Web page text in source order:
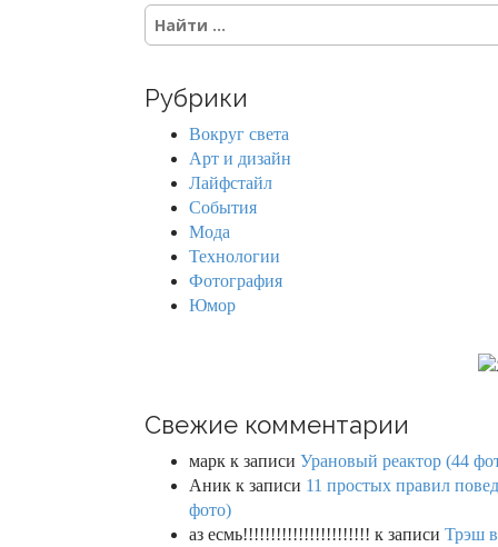
S
e
c
Рубрики
Вокруг света
Арт и дизайн
Лайфстайл
События
Мода
Технологии
Фотография
Юмор
Свежие комментарии
марк к записи Урановый реактор (44
Аник к записи 11 простых правил
фото)
аз есмь!!!!!!!!!!!!!!!!!!!!!!! к записи Трэш в